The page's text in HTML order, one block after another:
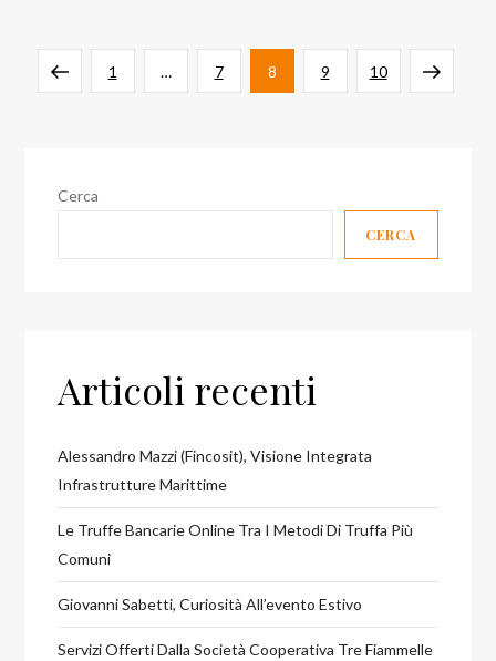
Paginazione
articoli
PaginaPagina
1 … Pagina
7 Pagina
8 Pagina
9 Pagina
10 Pagina
Cerca
CERCA
Articoli recenti
Alessandro Mazzi (Fincosit), Visione Integrata
Infrastrutture Marittime
Le Truffe Bancarie Online Tra I Metodi Di Truffa Più
Comuni
Giovanni Sabetti, Curiosità All’evento Estivo
Servizi Offerti Dalla Società Cooperativa Tre Fiammelle